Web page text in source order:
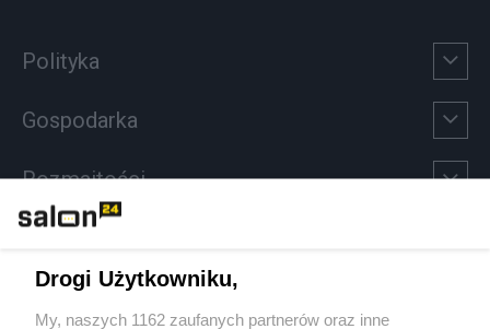
Polityka
Gospodarka
Rozmaitości
Sport
Drogi Użytkowniku,
My, naszych 1162 zaufanych partnerów oraz inne